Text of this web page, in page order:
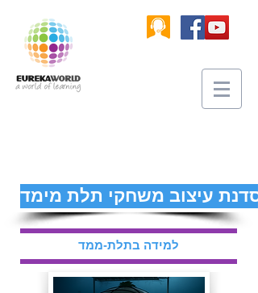
סדנת עיצוב משחקי תלת מימד
למידה בתלת-ממד